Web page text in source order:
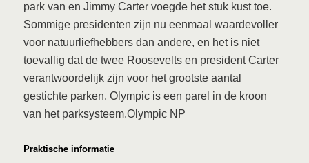
park van en Jimmy Carter voegde het stuk kust toe.
Sommige presidenten zijn nu eenmaal waardevoller
voor natuurliefhebbers dan andere, en het is niet
toevallig dat de twee Roosevelts en president Carter
verantwoordelijk zijn voor het grootste aantal
gestichte parken. Olympic is een parel in de kroon
van het parksysteem.Olympic NP
Praktische informatie